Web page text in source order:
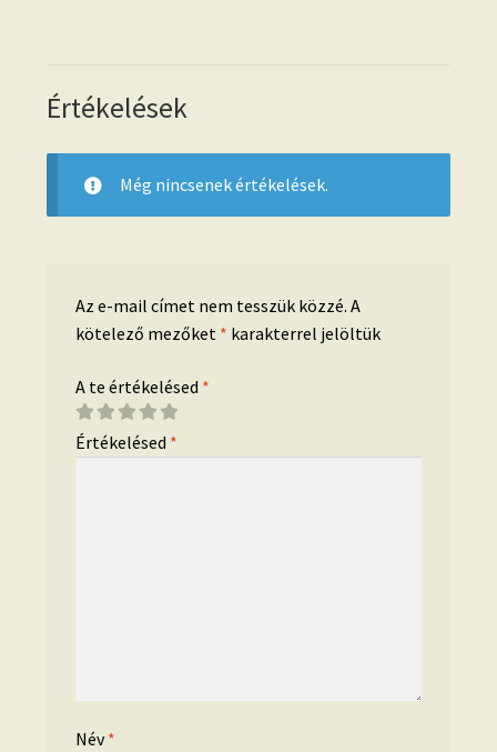
Értékelések
Még nincsenek értékelések.
Az e-mail címet nem tesszük közzé. A
kötelező mezőket * karakterrel jelöltük
A te értékelésed *
Értékelésed *
Név*